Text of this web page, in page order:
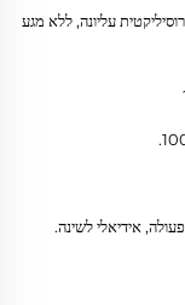
עליונה, ללא מגע
אידיאלי לשינה.